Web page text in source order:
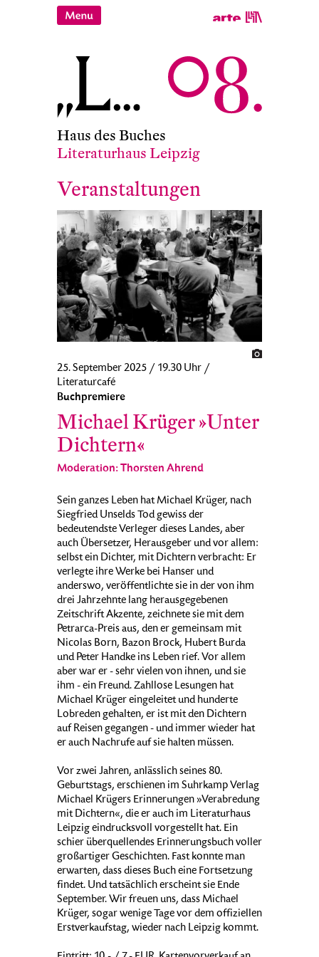
Haus des Buches
Literaturhaus Leipzig
Veranstaltungen
25. September 2025 / 19.30 Uhr /
Literaturcafé
Buchpremiere
Michael Krüger »Unter
Dichtern«
Moderation: Thorsten Ahrend
Sein ganzes Leben hat Michael Krüger, nach
Siegfried Unselds Tod gewiss der
bedeutendste Verleger dieses Landes, aber
auch Übersetzer, Herausgeber und vor allem:
selbst ein Dichter, mit Dichtern verbracht: Er
verlegte ihre Werke bei Hanser und
anderswo, veröffentlichte sie in der von ihm
drei Jahrzehnte lang herausgegebenen
Zeitschrift Akzente, zeichnete sie mit dem
Petrarca-Preis aus, den er gemeinsam mit
Nicolas Born, Bazon Brock, Hubert Burda
und Peter Handke ins Leben rief. Vor allem
aber war er - sehr vielen von ihnen, und sie
ihm - ein Freund. Zahllose Lesungen hat
Michael Krüger eingeleitet und hunderte
Lobreden gehalten, er ist mit den Dichtern
auf Reisen gegangen - und immer wieder hat
er auch Nachrufe auf sie halten müssen.
Vor zwei Jahren, anlässlich seines 80.
Geburtstags, erschienen im Suhrkamp Verlag
Michael Krügers Erinnerungen »Verabredung
mit Dichtern«, die er auch im Literaturhaus
Leipzig eindrucksvoll vorgestellt hat. Ein
schier überquellendes Erinnerungsbuch voller
großartiger Geschichten. Fast konnte man
erwarten, dass dieses Buch eine Fortsetzung
findet. Und tatsächlich erscheint sie Ende
September. Wir freuen uns, dass Michael
Krüger, sogar wenige Tage vor dem offiziellen
Erstverkaufstag, wieder nach Leipzig kommt.